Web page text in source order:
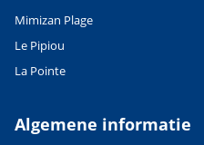
Mimizan Plage
Le Pipiou
La Pointe
Algemene informatie